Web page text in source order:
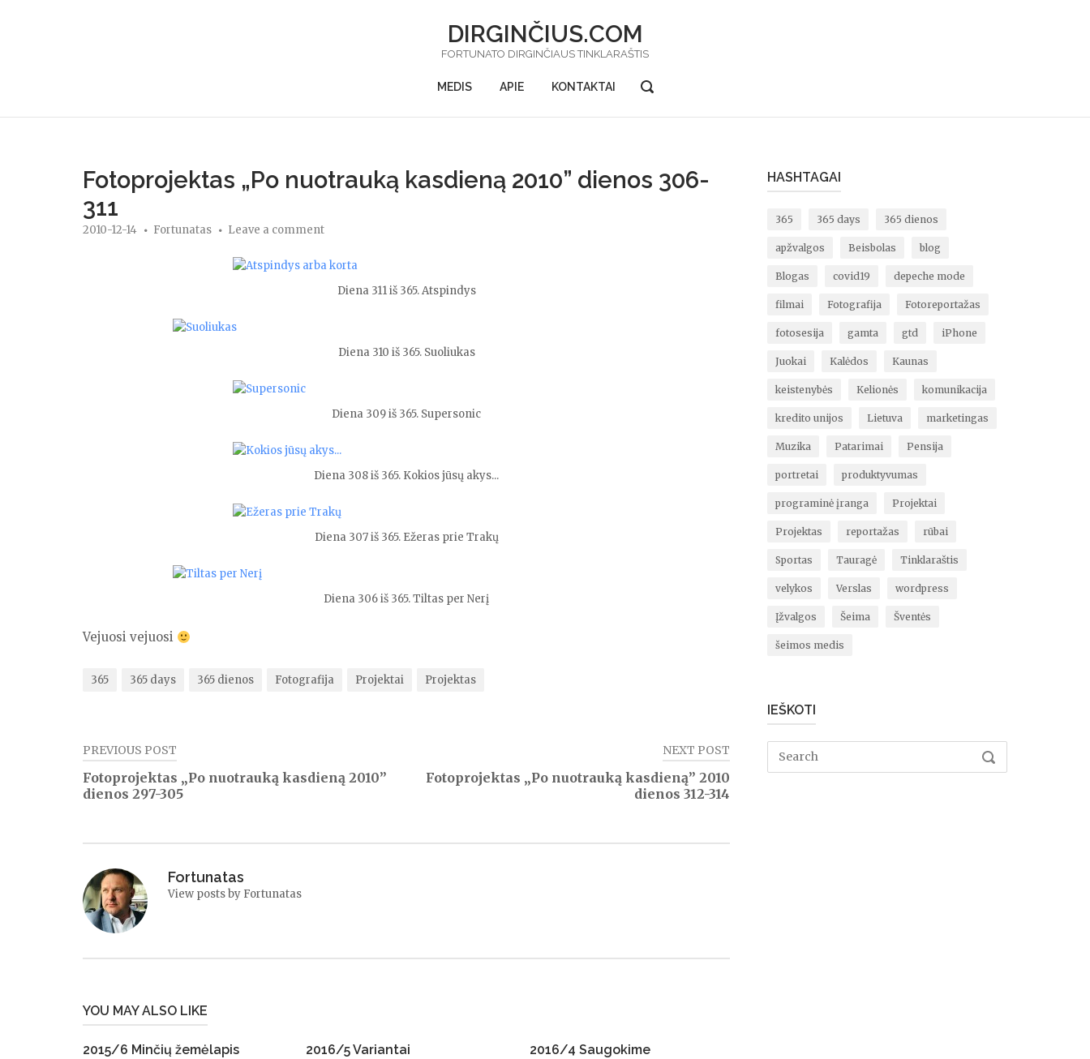
DIRGINČIUS.COM
FORTUNATO DIRGINČIAUS TINKLARAŠTIS
MEDIS APIE KONTAKTAI
OPEN
BAR
Fotoprojektas „Po nuotrauką kasdieną 2010” dienos 306-
311
2010-12-14 Fortunatas Leave a comment
Diena 311 iš 365. Atspindys
Diena 310 iš 365. Suoliukas
Diena 309 iš 365. Supersonic
Diena 308 iš 365. Kokios jūsų akys...
Diena 307 iš 365. Ežeras prie Trakų
Diena 306 iš 365. Tiltas per Nerį
Vejuosi vejuosi
365 365 days 365 dienos Fotografija Projektai Projektas
Navigacija
tarp
PREVIOUS POST
Fotoprojektas „Po nuotrauką kasdieną 2010”
dienos 297-305
NEXT POST
Fotoprojektas „Po nuotrauką kasdieną” 2010
dienos 312-314
Fortunatas
View posts by Fortunatas
YOU MAY ALSO LIKE
2015/6 Minčių žemėlapis 2016/5 Variantai 2016/4 Saugokime
HASHTAGAI
365 365 days 365 dienos
apžvalgos Beisbolas blog
Blogas covid19 depeche mode
filmai Fotografija Fotoreportažas
fotosesija gamta gtd iPhone
Juokai Kalėdos Kaunas
keistenybės Kelionės komunikacija
kredito unijos Lietuva marketingas
Muzika Patarimai Pensija
portretai produktyvumas
programinė įranga Projektai
Projektas reportažas rūbai
Sportas Tauragė Tinklaraštis
velykos Verslas wordpress
Įžvalgos Šeima Šventės
šeimos medis
IEŠKOTI
Search
SEARCH